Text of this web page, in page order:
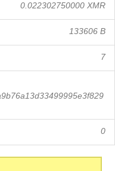
0.022302750000 XMR
133606 B
7
0